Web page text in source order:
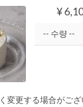
¥
更する場合がござ